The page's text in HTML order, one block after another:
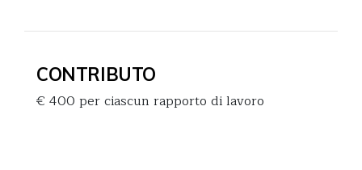
CONTRIBUTO
€ 400 per ciascun rapporto di lavoro